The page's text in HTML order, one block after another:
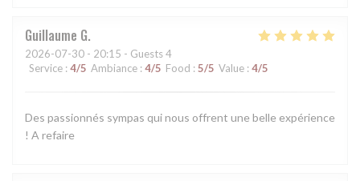
Guillaume G
2026-07-30 - 20:15 - Guests 4
Service : 4/5 Ambiance : 4/5 Food : 5/5 Value : 4/5
Des passionnés sympas qui nous offrent une belle expérience
! A refaire